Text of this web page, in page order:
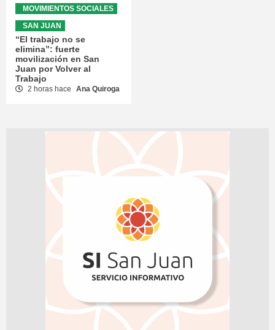
MOVIMIENTOS SOCIALES
SAN JUAN
“El trabajo no se
elimina”: fuerte
movilización en San
Juan por Volver al
Trabajo
2 horas hace Ana Quiroga